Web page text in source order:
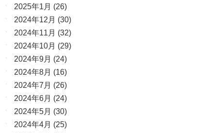
2025年1月 (26)
2024年12月 (30)
2024年11月 (32)
2024年10月 (29)
2024年9月 (24)
2024年8月 (16)
2024年7月 (26)
2024年6月 (24)
2024年5月 (30)
2024年4月 (25)